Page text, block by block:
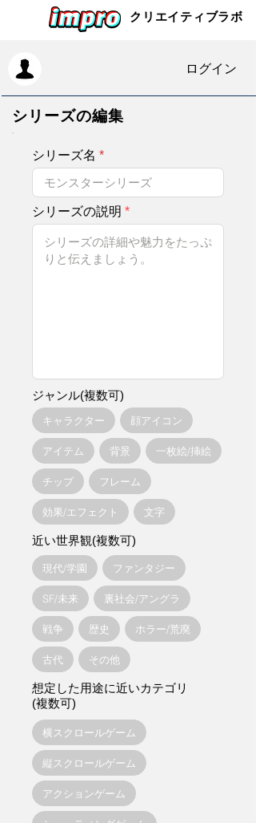
クリエイティブラボ
ログイン
シリーズの編集
シリーズ名
シリーズの説明
ジャンル(複数可)
キャラクター 顔アイコン
アイテム 背景 一枚絵/挿絵
チップ フレーム
効果/エフェクト 文字
近い世界観(複数可)
現代/学園 ファンタジー
SF/未来 裏社会/アングラ
戦争 歴史 ホラー/荒廃
古代 その他
想定した用途に近いカテゴリ
(複数可)
横スクロールゲーム
縦スクロールゲーム
アクションゲーム